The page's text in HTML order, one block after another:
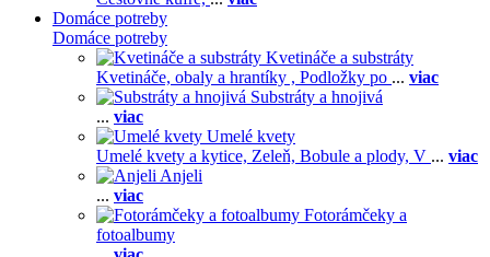
Domáce potreby
Domáce potreby
Kvetináče a substráty
Kvetináče, obaly a hrantíky , Podložky po ... viac
Substráty a hnojivá
... viac
Umelé kvety
Umelé kvety a kytice, Zeleň, Bobule a plody, V ... viac
Anjeli
... viac
Fotorámčeky a
fotoalbumy